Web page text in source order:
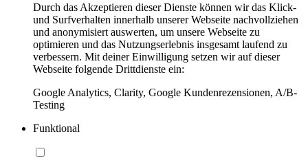
Durch das Akzeptieren dieser Dienste können wir das Klick-
und Surfverhalten innerhalb unserer Webseite nachvollziehen
und anonymisiert auswerten, um unsere Webseite zu
optimieren und das Nutzungserlebnis insgesamt laufend zu
verbessern. Mit deiner Einwilligung setzen wir auf dieser
Webseite folgende Drittdienste ein:
Google Analytics, Clarity, Google Kundenrezensionen, A/B-
Testing
Funktional